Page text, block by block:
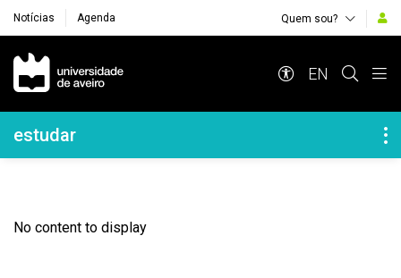
Notícias Agenda Quem sou?
Navegação Principal
EN
Navegação Lateral
estudar
No content to display